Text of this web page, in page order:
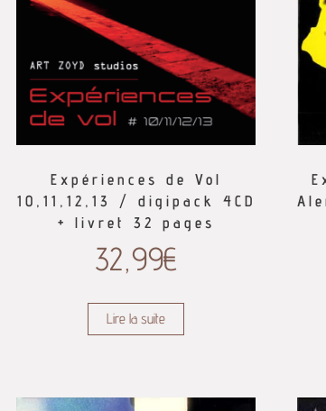
Expériences de Vol
10,11,12,13 / digipack 4CD
+ livret 32 pages
32,99€
Lire la suite